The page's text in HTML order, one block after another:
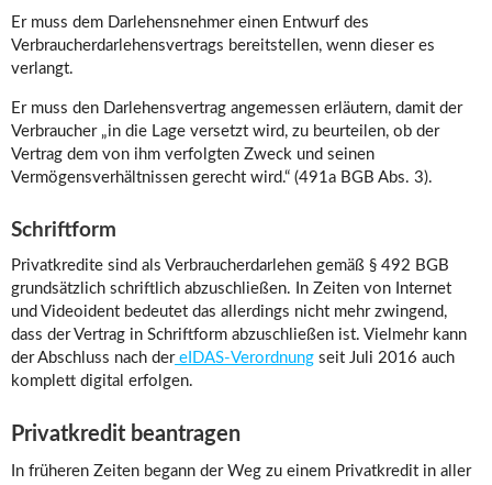
Er muss dem Darlehensnehmer einen Entwurf des
Verbraucherdarlehensvertrags bereitstellen, wenn dieser es
verlangt.
Er muss den Darlehensvertrag angemessen erläutern, damit der
Verbraucher „in die Lage versetzt wird, zu beurteilen, ob der
Vertrag dem von ihm verfolgten Zweck und seinen
Vermögensverhältnissen gerecht wird.“ (491a BGB Abs. 3).
Schriftform
Privatkredite sind als Verbraucherdarlehen gemäß § 492 BGB
grundsätzlich schriftlich abzuschließen. In Zeiten von Internet
und Videoident bedeutet das allerdings nicht mehr zwingend,
dass der Vertrag in Schriftform abzuschließen ist. Vielmehr kann
der Abschluss nach dereIDAS-Verordnung seit Juli 2016 auch
komplett digital erfolgen.
Privatkredit beantragen
In früheren Zeiten begann der Weg zu einem Privatkredit in aller